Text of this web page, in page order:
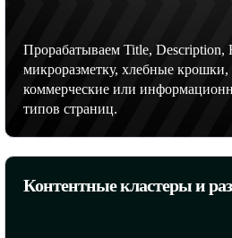
Прорабатываем Title, Description,
микроразметку, хлебные
коммерческие или
типов страниц.
Контентные кластеры и